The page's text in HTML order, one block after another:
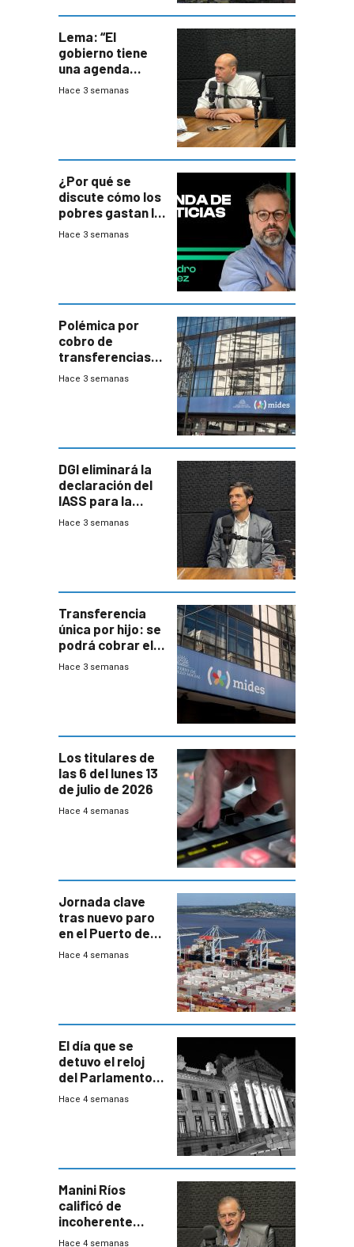
Lema: “El
gobierno tiene
una agenda
destructiva”
Hace 3 semanas
¿Por qué se
discute cómo los
pobres gastan la
plata?
Hace 3 semanas
Polémica por
cobro de
transferencias
del Mides en
Hace 3 semanas
DGI eliminará la
declaración del
IASS para la
mayoría de los
Hace 3 semanas
Transferencia
única por hijo: se
podrá cobrar el
100% en efectivo
Hace 3 semanas
Los titulares de
las 6 del lunes 13
de julio de 2026
Hace 4 semanas
Jornada clave
tras nuevo paro
en el Puerto de
Montevideo
Hace 4 semanas
El día que se
detuvo el reloj
del Parlamento
para negociar
Hace 4 semanas
Manini Ríos
calificó de
incoherente
decisión de
Hace 4 semanas